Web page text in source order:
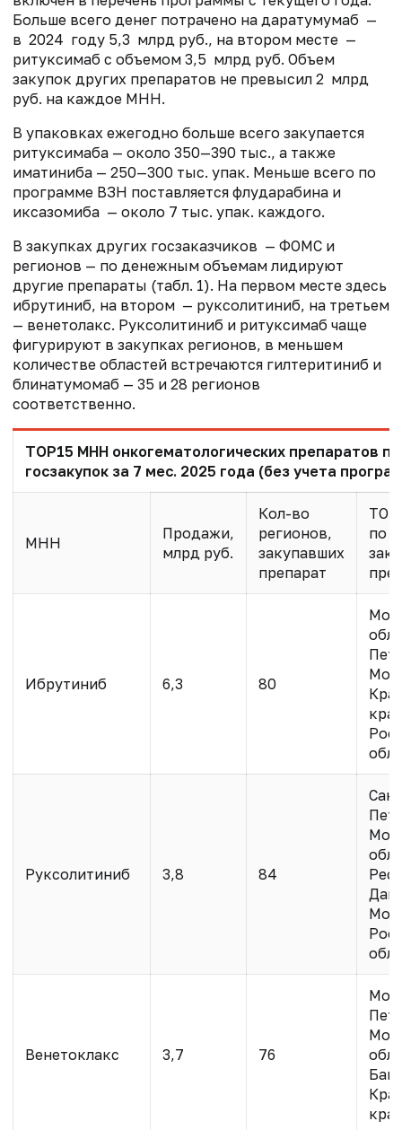
Больше всего денег потрачено на даратумумаб —
в 2024 году 5,3 млрд руб., на втором месте —
ритуксимаб с объемом 3,5 млрд руб. Объем
закупок других препаратов не превысил 2 млрд
руб. на каждое МНН.
В упаковках ежегодно больше всего закупается
ритуксимаба — около 350—390 тыс., а также
иматиниба — 250—300 тыс. упак. Меньше всего по
программе ВЗН поставляется флударабина и
иксазомиба — около 7 тыс. упак. каждого.
В закупках других госзаказчиков — ФОМС и
регионов — по денежным объемам лидируют
другие препараты (табл. 1). На первом месте здесь
ибрутиниб, на втором — руксолитиниб, на третьем
— венетолакс. Руксолитиниб и ритуксимаб чаще
фигурируют в закупках регионов, в меньшем
количестве областей встречаются гилтеритиниб и
блинатумомаб — 35 и 28 регионов
соответственно.
TOP15 МНН онкогематологических препаратов
госзакупок за 7 мес. 2025 года (без учета
МНН
Продажи,
млрд руб.
Кол-во
регионов,
закупавших
препарат
по
Ибрутиниб 6,3 80
обл.
Руксолитиниб 3,8 84
обл.,
обл.
Венетоклакс 3,7 76
обл.,